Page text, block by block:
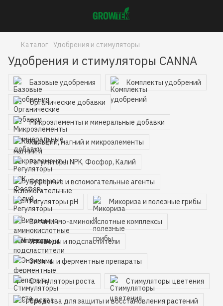
Каталог Удобрения и стимуляторы
Удобрения и стимуляторы CANNA
Базовые удобрения Комплекты удобрений
Органические добавки
Микроэлементы и минеральные добавки
Кальций, магний и микроэлементы
Регуляторы NPK, Фосфор, Калий
Буферные и вспомогательные агенты
Регуляторы pH Микориза и полезные грибы
Витаминно-аминокислотные комплексы
Углеводы и подсластители
Энзимы и ферментные препараты
Стимуляторы роста Стимуляторы цветения
Средства для защиты и восстановления растений